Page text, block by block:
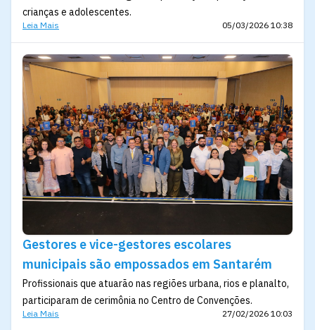
crianças e adolescentes.
Leia Mais 05/03/2026 10:38
Gestores e vice-gestores escolares
municipais são empossados em Santarém
Profissionais que atuarão nas regiões urbana, rios e planalto,
participaram de cerimônia no Centro de Convenções.
Leia Mais 27/02/2026 10:03